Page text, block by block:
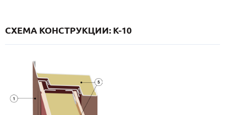
СХЕМА КОНСТРУКЦИИ: K-10